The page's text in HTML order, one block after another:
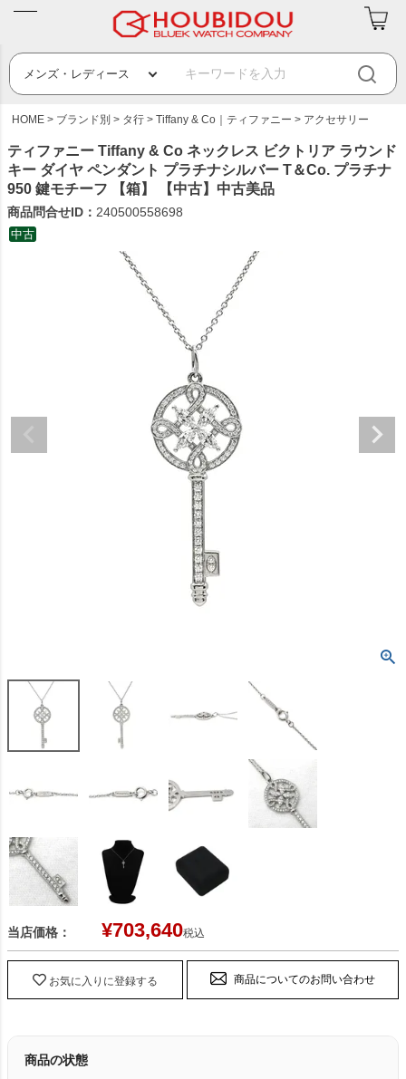
HOME ブランド別 タ行 Tiffany & Co｜ティファニー アクセサリー
ティファニー Tiffany & Co ネックレス ビクトリア ラウンド
キー ダイヤ ペンダント プラチナシルバー T＆Co. プラチナ
950 鍵モチーフ 【箱】 【中古】中古美品
商品問合せID： 240500558698
中古
当店価格： ¥703,640税込
お気に入りに登録する 商品についてのお問い合わせ
商品の状態